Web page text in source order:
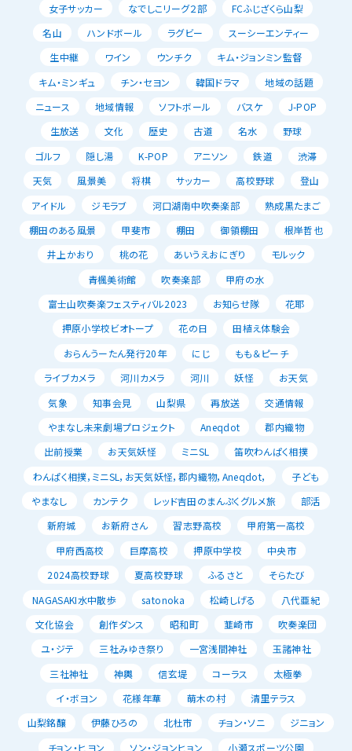
女子サッカー
なでしこリーグ２部
FCふじざくら山梨
名山
ハンドボール ラグビー
スーシーエンティー
生中継
ワイン ウンチク
キム・ジョンミン監督
キム・ミンギュ
チン・セヨン 韓国ドラマ
地域の話題
ニュース
地域情報 ソフトボール バスケ
J-POP
生放送
文化 歴史 古道 名水
野球
ゴルフ
隠し湯 K-POP アニソン 鉄道
渋滞
天気
風景美 将棋 サッカー 高校野球
登山
アイドル
ジモラブ 河口湖南中吹奏楽部
熟成黒たまご
棚田のある風景
甲斐市 棚田 御領棚田
根岸哲也
井上かおり
桃の花 あいうえおにぎり
モルック
青楓美術館
吹奏楽部
甲府の水
富士山吹奏楽フェスティバル2023
お知らせ隊
花耶
押原小学校ビオトープ
花の日
田植え体験会
おらんうーたん発行20年
にじ
もも＆ピーチ
ライブカメラ
河川カメラ 河川 妖怪
お天気
気象
知事会見 山梨県 再放送
交通情報
やまなし未来劇場プロジェクト
Aneqdot
郡内織物
出前授業
お天気妖怪 ミニSL
笛吹わんぱく相撲
わんぱく相撲，ミニSL，お天気妖怪，郡内織物，Aneqdot，
子ども
やまなし
カンテク レッド吉田のまんぷくグルメ旅
部活
新府城
お新府さん 習志野高校
甲府第一高校
甲府西高校
巨摩高校 押原中学校
中央市
2024高校野球
夏高校野球 ふるさと
そらたび
NAGASAKI水中散歩
satonoka 松崎しげる
八代亜紀
文化協会
創作ダンス 昭和町 韮崎市
吹奏楽団
ユ・ジテ
三社みゆき祭り 一宮浅間神社
玉諸神社
三社神社
神輿 信玄堤 コーラス
太極拳
イ・ボヨン
花様年華 萌木の村
清里テラス
山梨銘醸
伊藤ひろの 北杜市 チョン・ソニ
ジニョン
チョン・ヒヨン
ソン・ジョンヒョン 小瀬スポーツ公園